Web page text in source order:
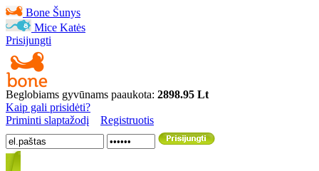
Bone Šunys
Mice Katės
Prisijungti
Beglobiams gyvūnams paaukota: 2898.95 Lt
Kaip gali prisidėti?
Priminti slaptažodį
Registruotis